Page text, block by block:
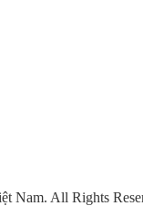
Nam. All Rights